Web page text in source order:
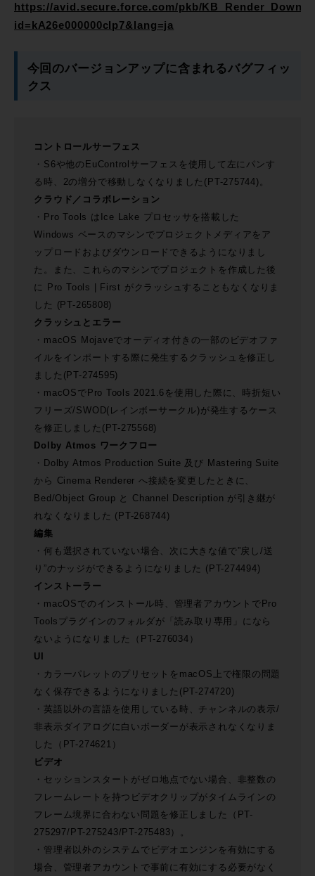
https://avid.secure.force.com/pkb/
id=kA26e000000cIp7&lang=ja
今回のバージョンアップに含まれるバグフィッ
クス
コントロールサーフェス
・S6や他のEuControlサーフェスを使用して左にパンす
る時、2の増分で移動しなくなりました(PT-275744)。
クラウド／コラボレーション
・Pro Tools はIce Lake プロセッサを搭載した
Windows ベースのマシンでプロジェクトメディアをア
ップロードおよびダウンロードできるようになりまし
た。また、これらのマシンでプロジェクトを作成した後
に Pro Tools | First がクラッシュすることもなくなりま
した (PT-265808)
クラッシュとエラー
・macOS Mojaveでオーディオ付きの一部のビデオファ
イルをインポートする際に発生するクラッシュを修正し
ました(PT-274595)
・macOSでPro Tools 2021.6を使用した際に、時折短い
フリーズ/SWOD(レインボーサークル)が発生するケース
を修正しました(PT-275568)
Dolby Atmos ワークフロー
・Dolby Atmos Production Suite 及び Mastering Suite
から Cinema Renderer へ接続を変更したときに、
Bed/Object Group と Channel Description が引き継が
れなくなりました (PT-268744)
編集
・何も選択されていない場合、次に大きな値で”戻し/送
り”のナッジができるようになりました (PT-274494)
インストーラー
・macOSでのインストール時、管理者アカウントでPro
Toolsプラグインのフォルダが「読み取り専用」になら
ないようになりました（PT-276034）
UI
・カラーパレットのプリセットをmacOS上で権限の問題
なく保存できるようになりました(PT-274720)
・英語以外の言語を使用している時、チャンネルの表示/
非表示ダイアログに白いボーダーが表示されなくなりま
した（PT-274621）
ビデオ
・セッションスタートがゼロ地点でない場合、非整数の
フレームレートを持つビデオクリップがタイムラインの
フレーム境界に合わない問題を修正しました（PT-
275297/PT-275243/PT-275483）。
・管理者以外のシステムでビデオエンジンを有効にする
場合、管理者アカウントで事前に有効にする必要がなく